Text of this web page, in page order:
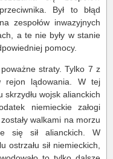
Był to błąd
zespołów inwazyjnych
a te nie były w stanie
pomocy.
straty. Tylko 7 z
rejon lądowania. W tej
wojsk alianckich
niemieckie załogi
walkami na morzu
się sił alianckich. W
ostrzału sił niemieckich,